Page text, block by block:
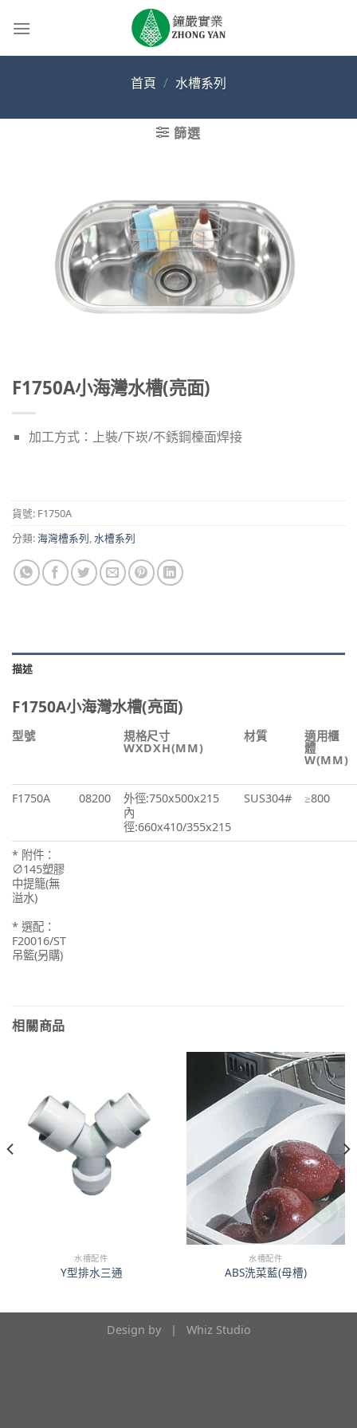
首頁 / 水槽系列
篩選
F1750A小海灣水槽(亮面)
加工方式：上裝/下崁/不銹鋼檯面焊接
貨號: F1750A
分類:海灣槽系列,水槽系列
描述
F1750A小海灣水槽(亮面)
型號 規格尺寸
WXDXH(MM)
材質 適用櫃
體
W(MM)
F1750A 08200
外徑:750x500x215
內
徑:660x410/355x215
SUS304# ≥800
* 附件：
∅145塑膠
中提籠(無
溢水)
* 選配：
F20016/ST
吊籃(另購)
相關商品
水槽配件
Y型排水三通
水槽配件
ABS洗菜藍(母槽)
Design by | Whiz Studio